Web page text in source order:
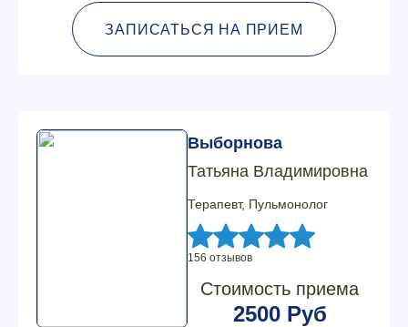
ЗАПИСАТЬСЯ НА ПРИЕМ
Выборнова
Татьяна Владимировна
Терапевт, Пульмонолог
156 отзывов
Стоимость приема
2500 Руб